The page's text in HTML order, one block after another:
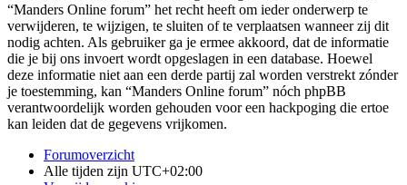
“Manders Online forum” het recht heeft om ieder onderwerp te
verwijderen, te wijzigen, te sluiten of te verplaatsen wanneer zij dit
nodig achten. Als gebruiker ga je ermee akkoord, dat de informatie
die je bij ons invoert wordt opgeslagen in een database. Hoewel
deze informatie niet aan een derde partij zal worden verstrekt zónder
je toestemming, kan “Manders Online forum” nóch phpBB
verantwoordelijk worden gehouden voor een hackpoging die ertoe
kan leiden dat de gegevens vrijkomen.
Forumoverzicht
Alle tijden zijn UTC+02:00